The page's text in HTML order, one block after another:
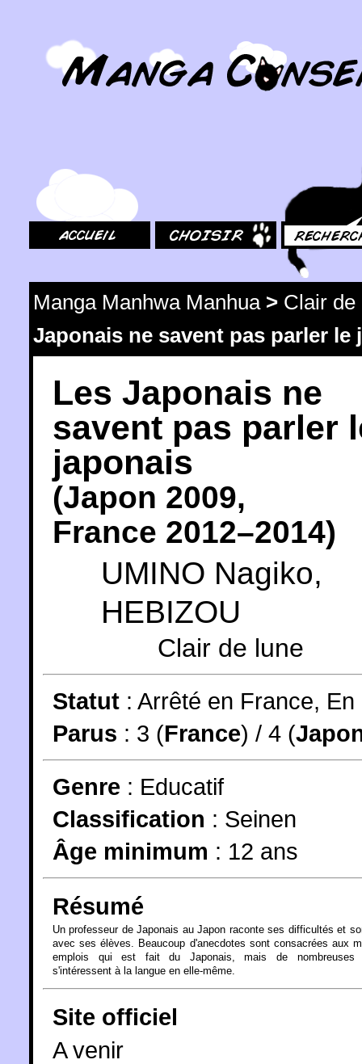
Manga Manhwa Manhua> Clair de
Japonais ne savent pas parler le
Les Japonais ne
savent pas parler
japonais
(Japon 2009,
France 2012–2014)
UMINO Nagiko,
HEBIZOU
Clair de lune
Statut : Arrêté en France,
Parus : 3 (France) / 4 (
Genre : Educatif
Classification : Seinen
Âge minimum : 12 ans
Résumé
Un professeur de Japonais au Japon raconte ses difficultés et
avec ses élèves. Beaucoup d'anecdotes sont consacrées aux
emplois qui est fait du Japonais, mais de nombreuses
s'intéressent à la langue en elle-même.
Site officiel
A venir